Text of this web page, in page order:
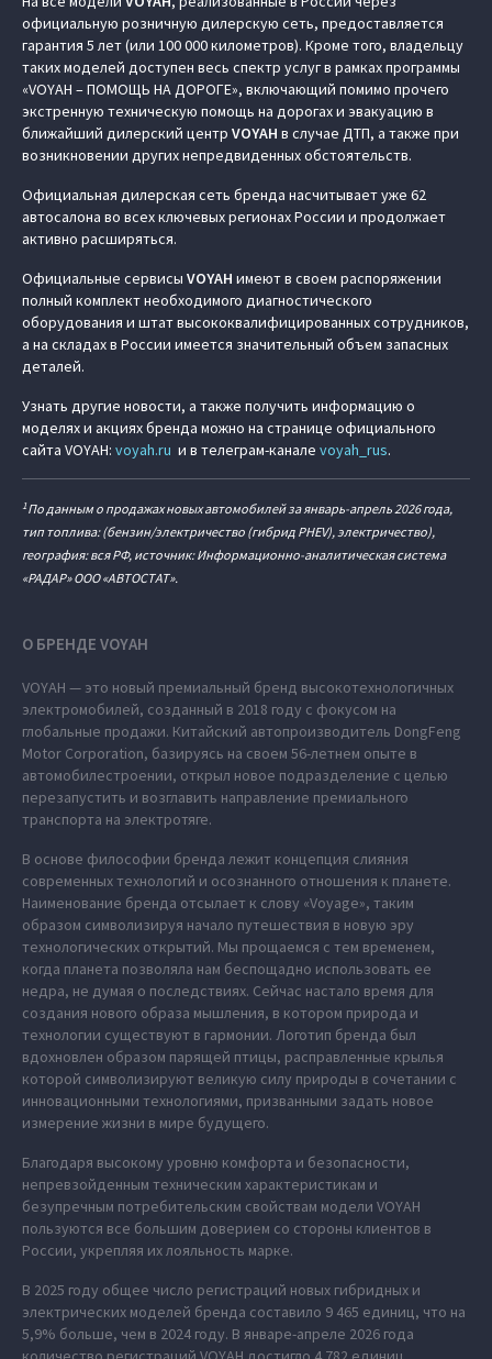
официальную розничную дилерскую сеть, предоставляется
гарантия 5 лет (или 100 000 километров). Кроме того, владельцу
таких моделей доступен весь спектр услуг в рамках программы
«VOYAH – ПОМОЩЬ НА ДОРОГЕ», включающий помимо прочего
экстренную техническую помощь на дорогах и эвакуацию в
ближайший дилерский центр VOYAH в случае ДТП, а также при
возникновении других непредвиденных обстоятельств.
Официальная дилерская сеть бренда насчитывает уже 62
автосалона во всех ключевых регионах России и продолжает
активно расширяться.
Официальные сервисы VOYAH имеют в своем распоряжении
полный комплект необходимого диагностического
оборудования и штат высококвалифицированных сотрудников,
а на складах в России имеется значительный объем запасных
деталей.
Узнать другие новости, а также получить информацию о
моделях и акциях бренда можно на странице официального
сайта VOYAH: voyah.ru и в телеграм-канале voyah_rus.
1По данным о продажах новых автомобилей за январь-апрель 2026 года,
тип топлива: (бензин/электричество (гибрид PHEV), электричество),
география: вся РФ, источник: Информационно-аналитическая система
«РАДАР» ООО «АВТОСТАТ».
О БРЕНДЕ VOYAH
VOYAH — это новый премиальный бренд высокотехнологичных
электромобилей, созданный в 2018 году с фокусом на
глобальные продажи. Китайский автопроизводитель DongFeng
Motor Corporation, базируясь на своем 56-летнем опыте в
автомобилестроении, открыл новое подразделение с целью
перезапустить и возглавить направление премиального
транспорта на электротяге.
В основе философии бренда лежит концепция слияния
современных технологий и осознанного отношения к планете.
Наименование бренда отсылает к слову «Voyage», таким
образом символизируя начало путешествия в новую эру
технологических открытий. Мы прощаемся с тем временем,
когда планета позволяла нам беспощадно использовать ее
недра, не думая о последствиях. Сейчас настало время для
создания нового образа мышления, в котором природа и
технологии существуют в гармонии. Логотип бренда был
вдохновлен образом парящей птицы, расправленные крылья
которой символизируют великую силу природы в сочетании с
инновационными технологиями, призванными задать новое
измерение жизни в мире будущего.
Благодаря высокому уровню комфорта и безопасности,
непревзойденным техническим характеристикам и
безупречным потребительским свойствам модели VOYAH
пользуются все большим доверием со стороны клиентов в
России, укрепляя их лояльность марке.
В 2025 году общее число регистраций новых гибридных и
электрических моделей бренда составило 9 465 единиц, что на
5,9% больше, чем в 2024 году. В январе-апреле 2026 года